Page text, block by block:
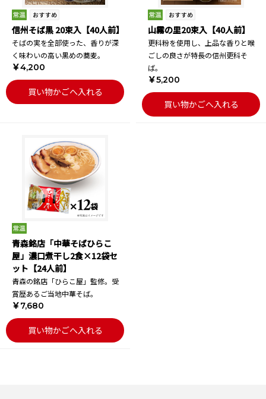
信州そば黒 20束入【40人前】
そばの実を全部使った、香りが深
く味わいの高い黒めの蕎麦。
￥4,200
買い物かごへ入れる
山霧の里20束入【40人前】
更科粉を使用し、上品な香りと喉
ごしの良さが特長の信州更科そ
ば。
￥5,200
買い物かごへ入れる
青森銘店「中華そばひらこ
屋」濃口煮干し2食×12袋セ
ット【24人前】
青森の銘店「ひらこ屋」監修。受
賞歴あるご当地中華そば。
￥7,680
買い物かごへ入れる